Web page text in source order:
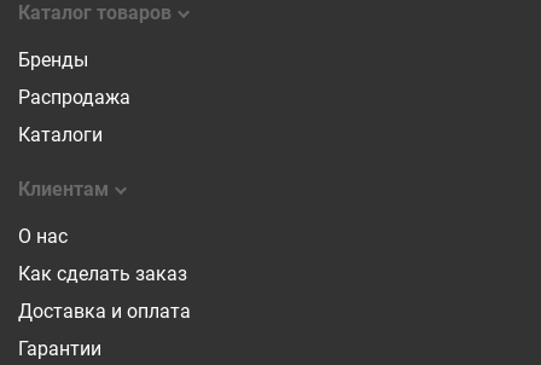
Каталог товаров
Бренды
Распродажа
Каталоги
Клиентам
О нас
Как сделать заказ
Доставка и оплата
Гарантии